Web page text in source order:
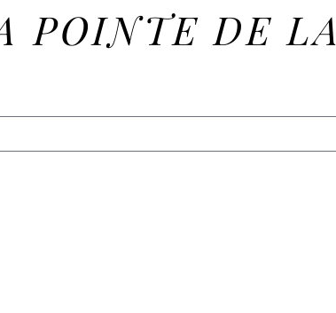
POINTE DE LA